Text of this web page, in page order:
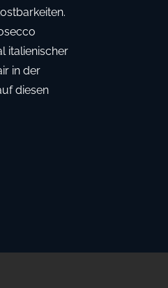
italienischer
in der
diesen